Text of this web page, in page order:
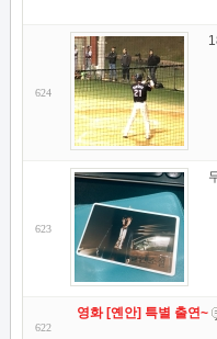
624
623
622
영화 [옌안] 특별 출연~